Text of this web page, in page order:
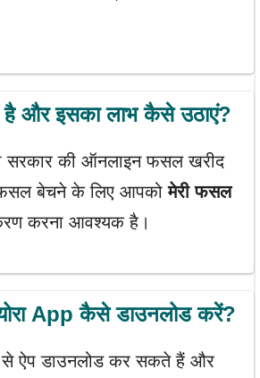
और इसका लाभ कैसे उठाएं?
सरकार की ऑनलाइन फसल खरीद
फसल बेचने के लिए आपकोमेरी फसल
करना आवश्यक है।
App कैसे डाउनलोड करें?
से ऐप डाउनलोड कर सकते हैं और